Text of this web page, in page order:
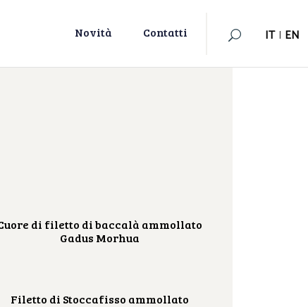
Novità Contatti IT | EN
di filetto di baccalà ammollato
Gadus Morhua
Filetto di Stoccafisso ammollato